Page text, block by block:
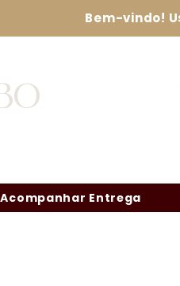
Bem-vindo!
Acompanhar Entrega